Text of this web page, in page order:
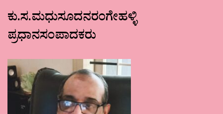
ಕು.ಸ.ಮಧುಸೂದನರಂಗೇಹಳ್ಳಿ
ಪ್ರಧಾನಸಂಪಾದಕರು